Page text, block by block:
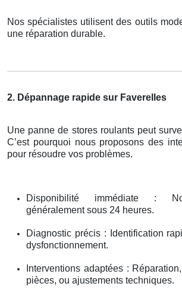
Nos spécialistes utilisent des outils
une réparation durable.
2. Dépannage rapide sur Faverelles
Une panne de stores roulants peut
C’est pourquoi nous proposons des
pour résoudre vos problèmes.
Disponibilité immédiate :
généralement sous 24 heures.
Diagnostic précis : Identification
dysfonctionnement.
Interventions adaptées :
pièces, ou ajustements techniques.